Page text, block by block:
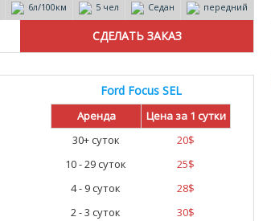
6л/100км 5 чел Седан передний
Ford Focus SEL
Аренда
Цена за 1 сутки
30+ суток
20$
10 - 29 суток
25$
4 - 9 суток
28$
2 - 3 суток
30$